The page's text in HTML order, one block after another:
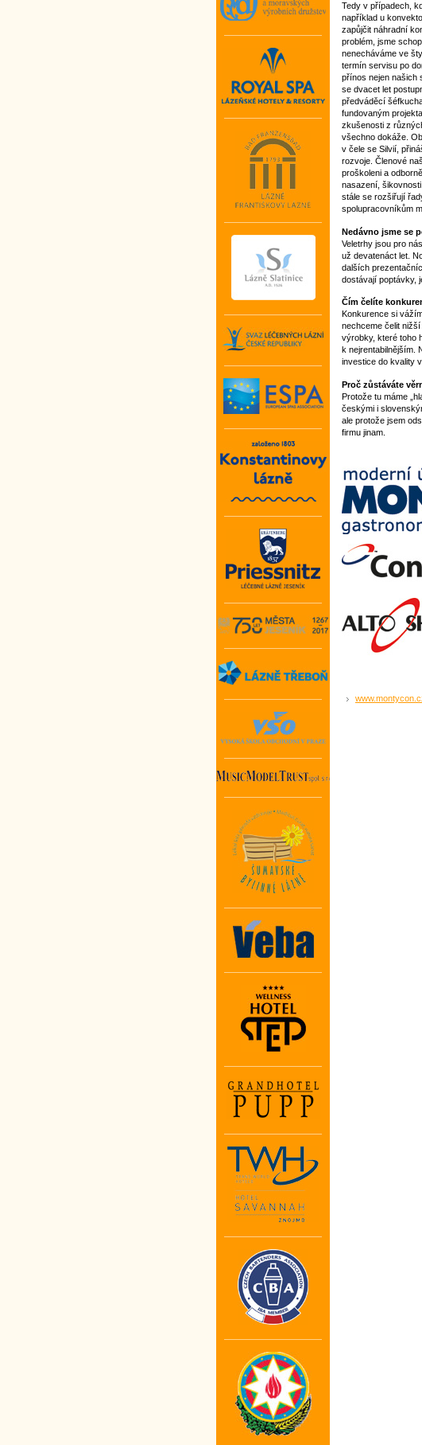
Tedy v případech,
například u
zapůjčit náhradní
problém, jsme
nenecháváme ve
termín servisu po
přínos nejen našich
se dvacet let
předváděcí
fundovaným
zkušenosti z
všechno dokáže.
v čele se Silvií,
rozvoje. Členové
proškoleni a
nasazení,
stále se rozšiřují
spolupracovníkům
Nedávno jsme se
Veletrhy jsou pro
už devatenáct let.
dalších
dostávají poptávky,
Čím čelíte
Konkurence si
nechceme čelit
výrobky, které toho
k nejrentabil­nějším.
investice do kvality
Proč zůstáváte
Protože tu máme
českými i
ale protože jsem
firmu jinam.